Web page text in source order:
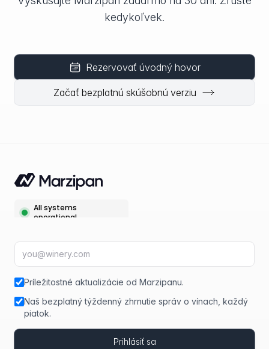
kedykoľvek.
Rezervovať úvodný hovor
Začať bezplatnú skúšobnú verziu
E-mailová adresa
Príležitostné aktualizácie od Marzipanu.
Naš bezplatný týždenný zhrnutie správ o vínach, každý
piatok.
Prihlásiť sa